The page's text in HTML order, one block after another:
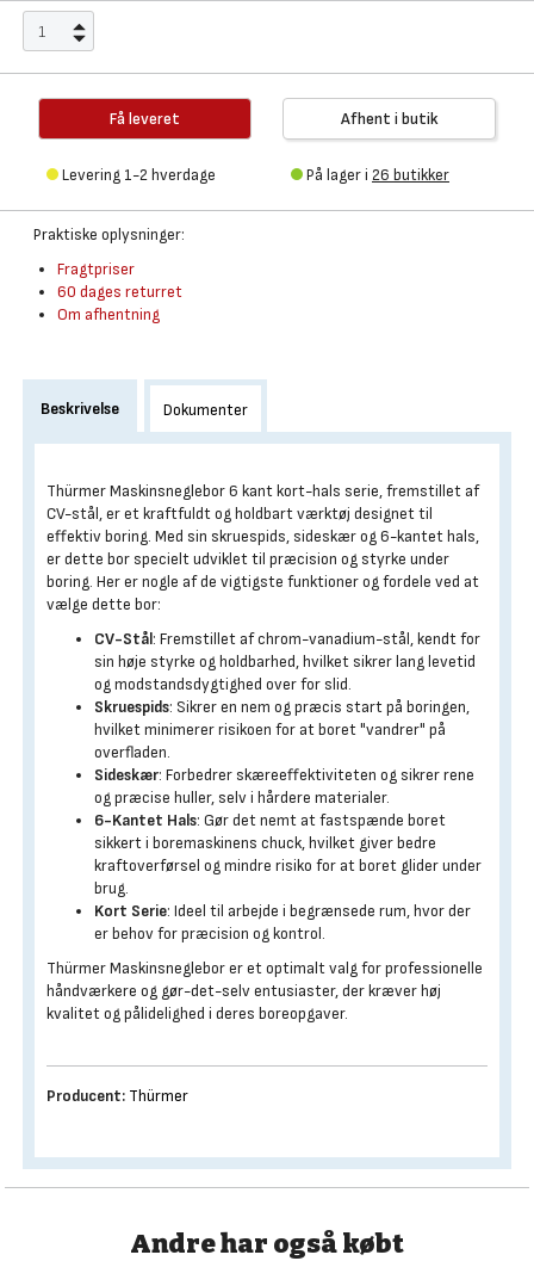
Få leveret
Levering 1-2 hverdage
Afhent i butik
På lager i 26 butikker
Praktiske oplysninger:
Fragtpriser
60 dages returret
Om afhentning
Beskrivelse Dokumenter
Thürmer Maskinsneglebor 6 kant kort-hals serie, fremstillet af
CV-stål, er et kraftfuldt og holdbart værktøj designet til
effektiv boring. Med sin skruespids, sideskær og 6-kantet hals,
er dette bor specielt udviklet til præcision og styrke under
boring. Her er nogle af de vigtigste funktioner og fordele ved at
vælge dette bor:
CV-Stål: Fremstillet af chrom-vanadium-stål, kendt for
sin høje styrke og holdbarhed, hvilket sikrer lang levetid
og modstandsdygtighed over for slid.
Skruespids: Sikrer en nem og præcis start på boringen,
hvilket minimerer risikoen for at boret "vandrer" på
overfladen.
Sideskær: Forbedrer skæreeffektiviteten og sikrer rene
og præcise huller, selv i hårdere materialer.
6-Kantet Hals: Gør det nemt at fastspænde boret
sikkert i boremaskinens chuck, hvilket giver bedre
kraftoverførsel og mindre risiko for at boret glider under
brug.
Kort Serie: Ideel til arbejde i begrænsede rum, hvor der
er behov for præcision og kontrol.
Thürmer Maskinsneglebor er et optimalt valg for professionelle
håndværkere og gør-det-selv entusiaster, der kræver høj
kvalitet og pålidelighed i deres boreopgaver.
Producent: Thürmer
Andre har også købt